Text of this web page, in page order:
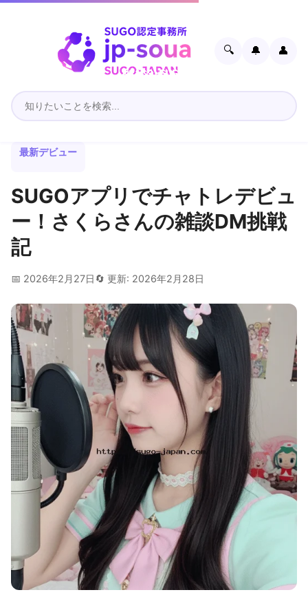
🔍 🔔 👤
最新デビュー
SUGOアプリでチャトレデビュ
ー！さくらさんの雑談DM挑戦
記
📅 2026年2月27日 🔄 更新: 2026年2月28日